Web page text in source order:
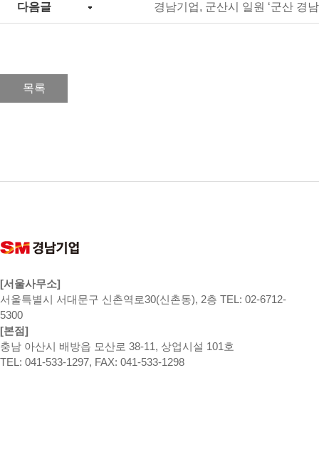
다음글 경남기업, 군산시 일원 ‘군산 경
목록
[서울사무소]
서울특별시 서대문구 신촌역로30(신촌동), 2층 TEL: 02-6712-
5300
[본점]
충남 아산시 배방읍 모산로 38-11, 상업시설 101호
TEL: 041-533-1297, FAX: 041-533-1298